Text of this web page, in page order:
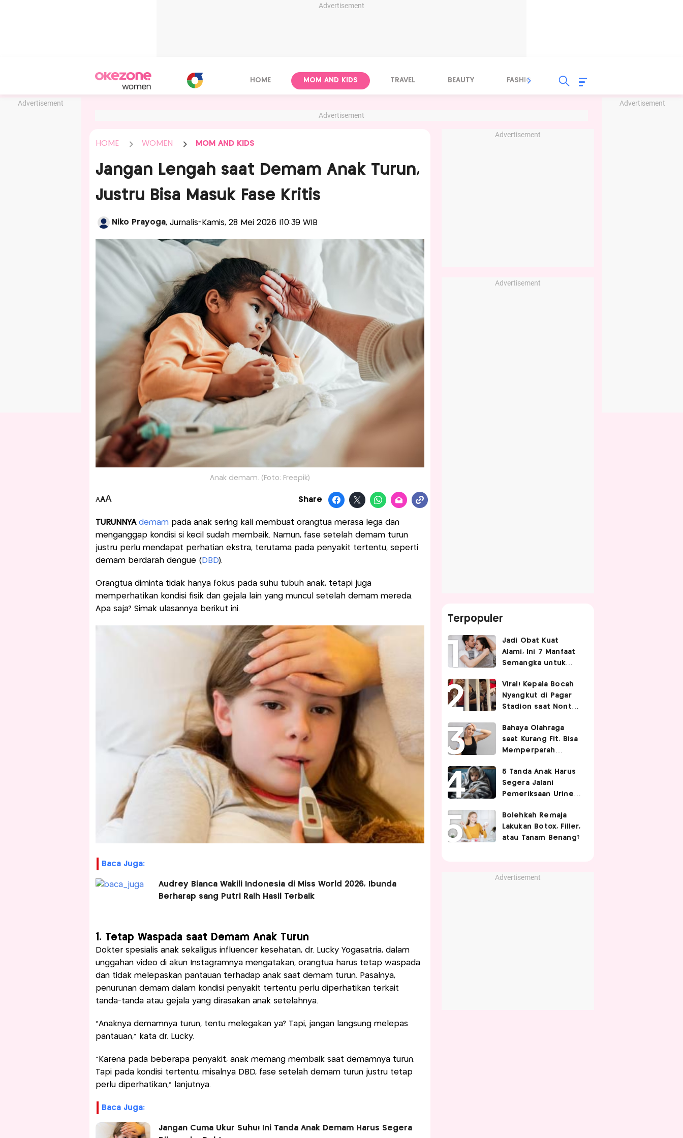
Advertisement
Advertisement Advertisement
HOME MOM AND KIDS TRAVEL BEAUTY FASHION FOOD
Advertisement
HOME WOMEN MOM AND KIDS
Jangan Lengah saat Demam Anak Turun,
Justru Bisa Masuk Fase Kritis
Niko Prayoga, Jurnalis-Kamis, 28 Mei 2026 |10:39 WIB
Anak demam. (Foto: Freepik)
AAA Share
TURUNNYA demampada anak sering kali membuat orangtua merasa lega dan
menganggap kondisi si kecil sudah membaik. Namun, fase setelah demam turun
justru perlu mendapat perhatian ekstra, terutama pada penyakit tertentu, seperti
demam berdarah dengue ( DBD).
Orangtua diminta tidak hanya fokus pada suhu tubuh anak, tetapi juga
memperhatikan kondisi fisik dan gejala lain yang muncul setelah demam mereda.
Apa saja? Simak ulasannya berikut ini.
Baca Juga:
Audrey Bianca Wakili Indonesia di Miss World 2026, Ibunda
Berharap sang Putri Raih Hasil Terbaik
1. Tetap Waspada saat Demam Anak Turun
Dokter spesialis anak sekaligus influencer kesehatan, dr. Lucky Yogasatria, dalam
unggahan video di akun Instagramnya mengatakan, orangtua harus tetap waspada
dan tidak melepaskan pantauan terhadap anak saat demam turun. Pasalnya,
penurunan demam dalam kondisi penyakit tertentu perlu diperhatikan terkait
tanda-tanda atau gejala yang dirasakan anak setelahnya.
"Anaknya demamnya turun, tentu melegakan ya? Tapi, jangan langsung melepas
pantauan,” kata dr. Lucky.
“Karena pada beberapa penyakit, anak memang membaik saat demamnya turun.
Tapi pada kondisi tertentu, misalnya DBD, fase setelah demam turun justru tetap
perlu diperhatikan," lanjutnya.
Baca Juga:
Jangan Cuma Ukur Suhu! Ini Tanda Anak Demam Harus Segera
Advertisement
Advertisement
Terpopuler
Jadi Obat Kuat
Alami, Ini 7 Manfaat
Semangka untuk
Viral! Kepala Bocah
Nyangkut di Pagar
Stadion saat Nonton
Endingnya Kocak
Bahaya Olahraga
saat Kurang Fit, Bisa
Memperparah
5 Tanda Anak Harus
Segera Jalani
Pemeriksaan Urine,
Bolehkah Remaja
Lakukan Botox, Filler,
atau Tanam Benang?
Advertisement